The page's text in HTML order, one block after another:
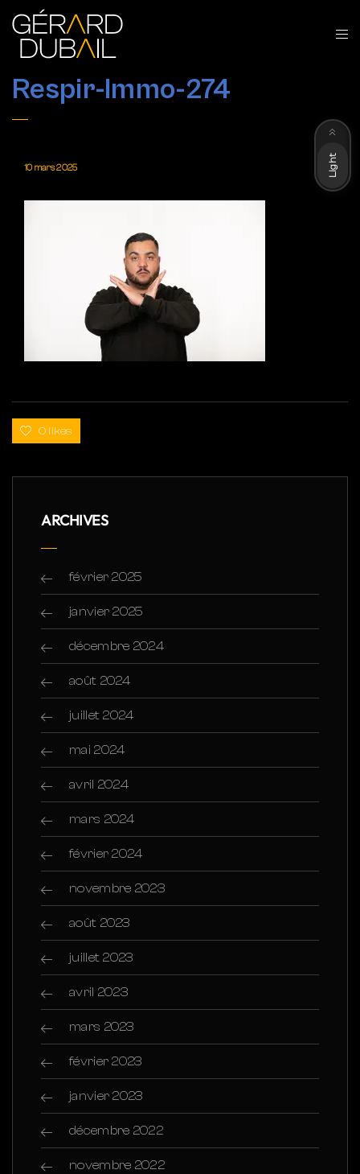
Respir-Immo-274
10 mars 2025
0 likes
ARCHIVES
février 2025
janvier 2025
décembre 2024
août 2024
juillet 2024
mai 2024
avril 2024
mars 2024
février 2024
novembre 2023
août 2023
juillet 2023
avril 2023
mars 2023
février 2023
janvier 2023
décembre 2022
novembre 2022
Light
Dark